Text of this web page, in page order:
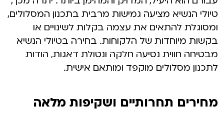
טיולי הנשיא מציעה גמישות מרבית בתכנון המסלולים,
ומסוגלת להתאים את עצמה בקלות לשינויים או
בקשות מיוחדות של הלקוחות. בחירה בטיולי הנשיא
מבטיחה חווית נסיעה חלקה ונטולת דאגות, הודות
לתכנון מסלולים מוקפד ומותאם אישית.
מחירים תחרותיים ושקיפות מלאה